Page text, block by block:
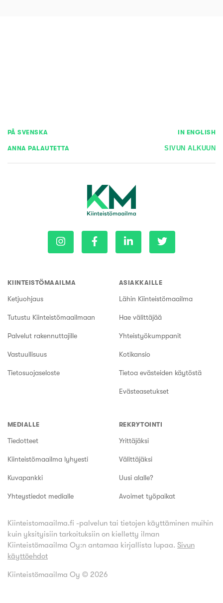
PÅ SVENSKA IN ENGLISH
ANNA PALAUTETTA SIVUN ALKUUN
KIINTEISTÖMAAILMA
Ketjuohjaus
Tutustu Kiinteistömaailmaan
Palvelut rakennuttajille
Vastuullisuus
Tietosuojaseloste
ASIAKKAILLE
Lähin Kiinteistömaailma
Hae välittäjää
Yhteistyökumppanit
Kotikansio
Tietoa evästeiden käytöstä
Evästeasetukset
MEDIALLE
Tiedotteet
Kiinteistömaailma lyhyesti
Kuvapankki
Yhteystiedot medialle
REKRYTOINTI
Yrittäjäksi
Välittäjäksi
Uusi alalle?
Avoimet työpaikat
Kiinteistomaailma.fi -palvelun tai tietojen käyttäminen muihin
kuin yksityisiin tarkoituksiin on kielletty ilman
Kiinteistömaailma Oy:n antamaa kirjallista lupaa. Sivun
käyttöehdot
Kiinteistömaailma Oy © 2026